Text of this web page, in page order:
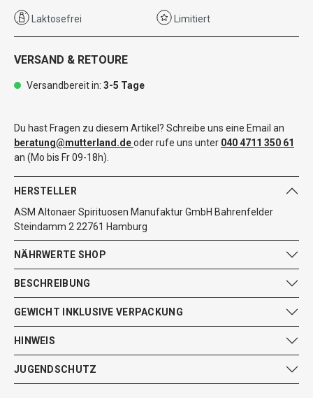
Laktosefrei Limitiert
VERSAND & RETOURE
Versandbereit in: 3-5 Tage
Du hast Fragen zu diesem Artikel? Schreibe uns eine Email an
beratung@mutterland.deoder rufe uns unter 040 4711 350 61
an (Mo bis Fr 09-18h).
HERSTELLER
ASM Altonaer Spirituosen Manufaktur GmbH Bahrenfelder
Steindamm 2 22761 Hamburg
NÄHRWERTE SHOP
BESCHREIBUNG
GEWICHT INKLUSIVE VERPACKUNG
HINWEIS
JUGENDSCHUTZ